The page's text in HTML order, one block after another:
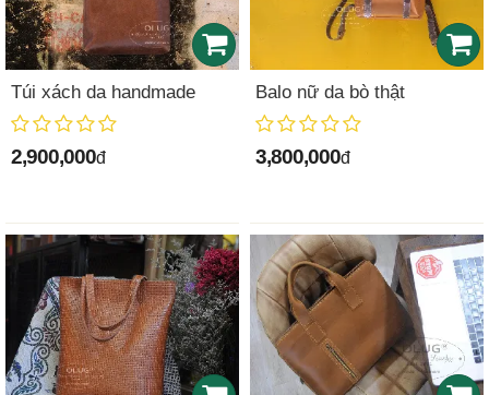
Túi xách da handmade
2,900,000đ
Balo nữ da bò thật
3,800,000đ